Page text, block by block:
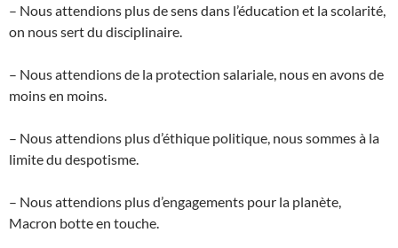
– Nous attendions plus de sens dans l’éducation et la scolarité,
on nous sert du disciplinaire.
– Nous attendions de la protection salariale, nous en avons de
moins en moins.
– Nous attendions plus d’éthique politique, nous sommes à la
limite du despotisme.
– Nous attendions plus d’engagements pour la planète,
Macron botte en touche.